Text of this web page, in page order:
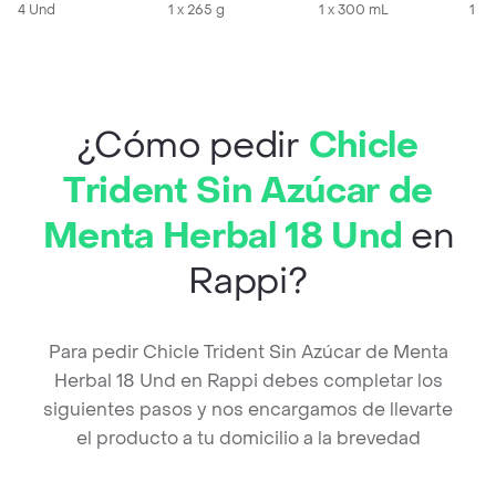
4 Und
1 x 265 g
1 x 300 mL
1 X
¿Cómo pedir Chicle
Trident Sin Azúcar de
Menta Herbal 18 Und en
Rappi?
Para pedir Chicle Trident Sin Azúcar de Menta
Herbal 18 Und en Rappi debes completar los
siguientes pasos y nos encargamos de llevarte
el producto a tu domicilio a la brevedad